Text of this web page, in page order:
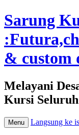
Sarung
& custom
Melayani
Kursi
Menu Langsung ke